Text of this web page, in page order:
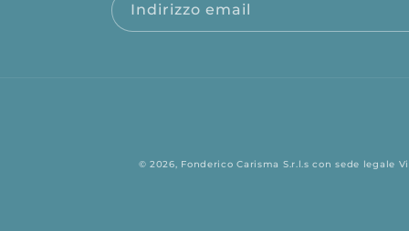
Indirizzo email
© 2026, Fonderico Carisma S.r.l.s con sede legale